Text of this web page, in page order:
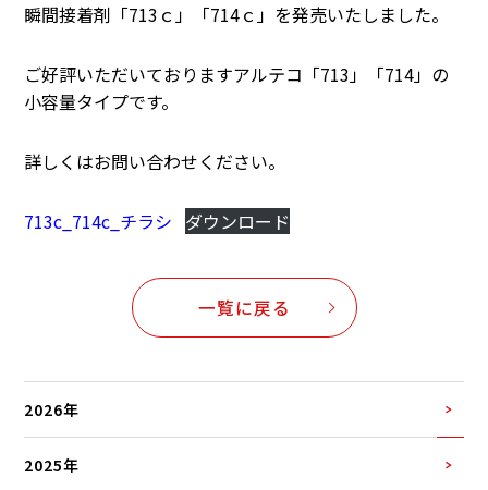
瞬間接着剤「713ｃ」「714ｃ」を発売いたしました。
ご好評いただいておりますアルテコ「713」「714」の
小容量タイプです。
詳しくはお問い合わせください。
713c_714c_チラシ ダウンロード
一覧に戻る
2026年
2025年